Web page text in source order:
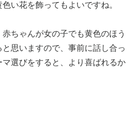
い花を飾ってもよいですね。
ちゃんが女の子でも黄色のほう
思いますので、事前に話し合っ
選びをすると、より喜ばれるか